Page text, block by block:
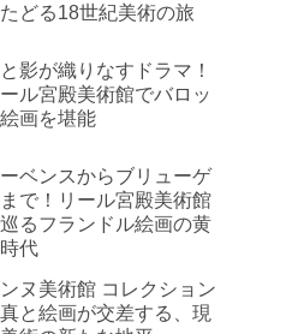
どる18世紀美術の旅
影が織りなすドラマ！
ル宮殿美術館でバロッ
画を堪能
ベンスからブリューゲ
で！リール宮殿美術館
るフランドル絵画の黄
代
ヌ美術館 コレクション
と絵画が交差する、現